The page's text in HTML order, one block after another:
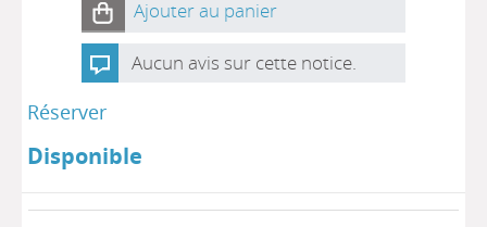
Ajouter au panier
Aucun avis sur cette notice.
Réserver
Disponible